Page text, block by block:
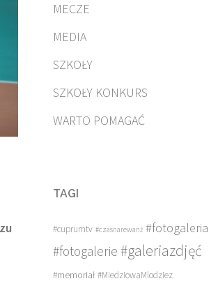
MECZE
MEDIA
SZKOŁY
SZKOŁY KONKURS
WARTO POMAGAĆ
TAGI
#cuprumtv #czasnarewanż #fotogaleria
#fotogalerie #galeriazdjęć
#memoriał #MiedziowaMlodziez